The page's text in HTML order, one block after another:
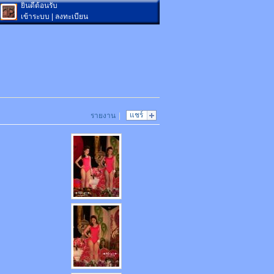
ยินดีต้อนรับ
เข้าระบบ
ลงทะเบียน
แชร์
รายงาน